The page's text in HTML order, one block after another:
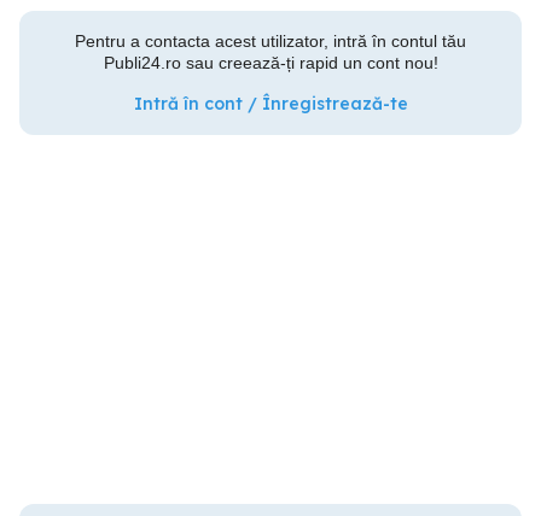
Pentru a contacta acest utilizator, intră în contul tău
Publi24.ro sau creează-ți rapid un cont nou!
Intră în cont / Înregistrează-te